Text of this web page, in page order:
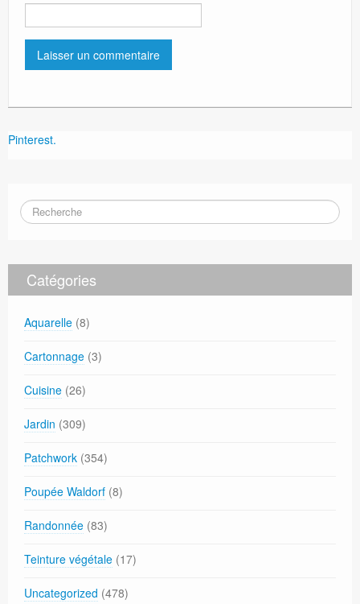
Pinterest.
Catégories
Aquarelle (8)
Cartonnage (3)
Cuisine (26)
Jardin (309)
Patchwork (354)
Poupée Waldorf (8)
Randonnée (83)
Teinture végétale (17)
Uncategorized (478)